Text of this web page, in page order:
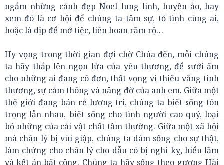
ngắm những cảnh đẹp Noel lung linh, huyền ảo, hay
xem đó là cơ hội để chúng ta tâm sự, tỏ tình cùng ai,
hoặc là dịp để mở tiệc, liên hoan rầm rộ…
Hy vọng trong thời gian đợi chờ Chúa đến, mỗi chúng
ta hãy thắp lên ngọn lửa của yêu thương, để sưởi ấm
cho những ai đang cô đơn, thất vọng vì thiếu vắng tình
thương, sự cảm thông và nâng đỡ của anh em. Giữa một
thế giới đang bán rẻ lương tri, chúng ta biết sống tôn
trọng lẫn nhau, biết sống cho tình người cao quý, loại
bỏ những của cải vật chất tầm thường. Giữa một xã hội
mà chân lý bị vùi giập, chúng ta dám sống cho sự thật,
làm chứng cho chân lý cho dẫu có bị nghi kỵ, hiểu lầm
và kết án bất công. Chúng ta hãy sống theo gương Hài